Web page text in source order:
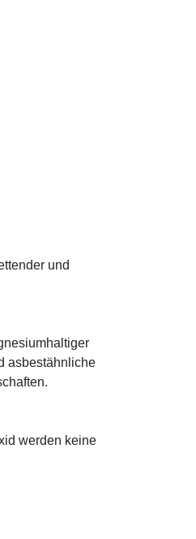
und
asbestähnliche
werden keine